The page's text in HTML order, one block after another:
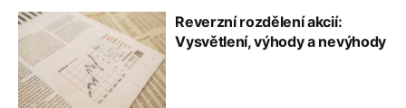
Reverzní rozdělení akcií:
Vysvětlení, výhody a nevýhody